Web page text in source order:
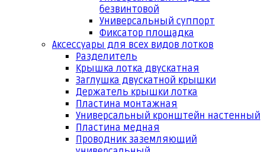
безвинтовой
Универсальный суппорт
Фиксатор площадка
Аксессуары для всех видов лотков
Разделитель
Крышка лотка двускатная
Заглушка двускатной крышки
Держатель крышки лотка
Пластина монтажная
Универсальный кронштейн настенный
Пластина медная
Проводник заземляющий